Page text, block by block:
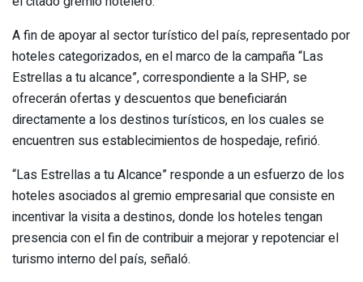
A fin de apoyar al sector turístico del país, representado por
hoteles categorizados, en el marco de la campaña “Las
Estrellas a tu alcance”, correspondiente a la SHP, se
ofrecerán ofertas y descuentos que beneficiarán
directamente a los destinos turísticos, en los cuales se
encuentren sus establecimientos de hospedaje, refirió.
“Las Estrellas a tu Alcance” responde a un esfuerzo de los
hoteles asociados al gremio empresarial que consiste en
incentivar la visita a destinos, donde los hoteles tengan
presencia con el fin de contribuir a mejorar y repotenciar el
turismo interno del país, señaló.